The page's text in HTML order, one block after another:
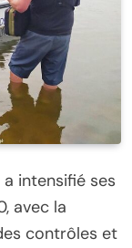
intensifié ses
avec la
contrôles et